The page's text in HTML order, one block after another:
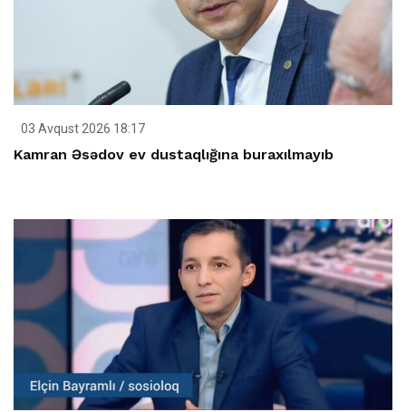
03 Avqust 2026 18:17
Kamran Əsədov ev dustaqlığına buraxılmayıb